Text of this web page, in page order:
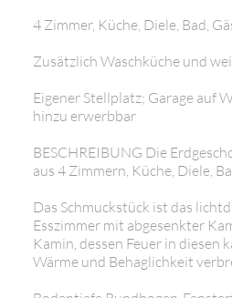
4 Zimmer, Küche, Diele, Bad,
Zusätzlich Waschküche und
Eigener Stellplatz; Garage auf
hinzu erwerbbar
BESCHREIBUNG Die
aus 4 Zimmern, Küche, Diele,
Das Schmuckstück ist das
Esszimmer mit abgesenkter
Kamin, dessen Feuer in diesen
Wärme und Behaglichkeit